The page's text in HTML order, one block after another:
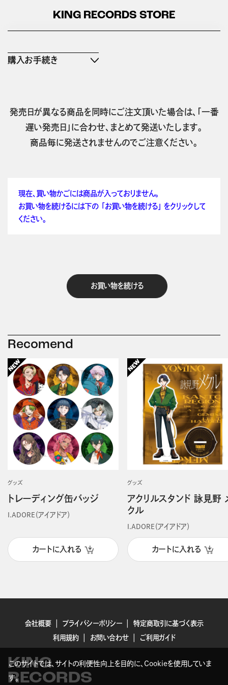
KING RECORDS STORE
購入お手続き
発売日が異なる商品を同時にご注文頂いた場合は、「一番
遅い発売日」に合わせ、まとめて発送いたします。
商品毎に発送されませんのでご注意ください。
現在、買い物かごには商品が入っておりません。
お買い物を続けるには下の 「お買い物を続ける」 をクリックして
ください。
お買い物を続ける
Recomend
グッズ
トレーディング缶バッジ
I.ADORE（アイアドア）
カートに入れる
グッズ
アクリルスタンド 詠見野
クル
I.ADORE（アイアドア）
カートに入れる
会社概要 プライバシーポリシー
特定商取引に基づく表示
利用規約
お問い合わせ ご利用ガイド
KING
RECORDS
このサイトでは、サイトの利便性向上を目的に、Cookieを使用していま
す。